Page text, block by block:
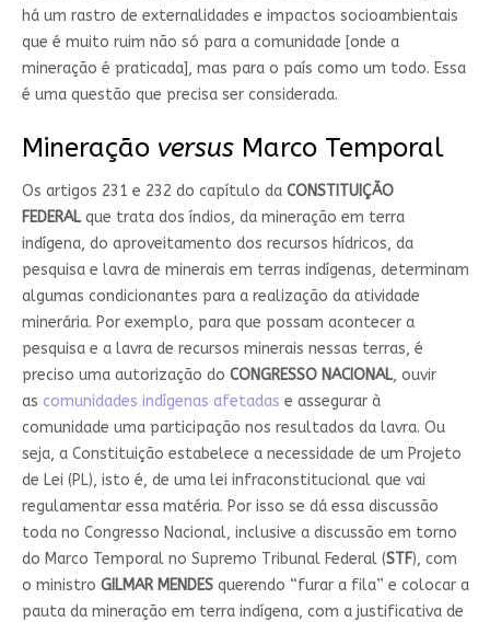
há um rastro de externalidades e impactos socioambientais
que é muito ruim não só para a comunidade [onde a
mineração é praticada], mas para o país como um todo. Essa
é uma questão que precisa ser considerada.
Mineração versusMarco Temporal
Os artigos 231 e 232 do capítulo da CONSTITUIÇÃO
FEDERALque trata dos índios, da mineração em terra
indígena, do aproveitamento dos recursos hídricos, da
pesquisa e lavra de minerais em terras indígenas, determinam
algumas condicionantes para a realização da atividade
minerária. Por exemplo, para que possam acontecer a
pesquisa e a lavra de recursos minerais nessas terras, é
preciso uma autorização do CONGRESSO NACIONAL, ouvir
as comunidades indígenas afetadas e assegurar à
comunidade uma participação nos resultados da lavra. Ou
seja, a Constituição estabelece a necessidade de um Projeto
de Lei (PL), isto é, de uma lei infraconstitucional que vai
regulamentar essa matéria. Por isso se dá essa discussão
toda no Congresso Nacional, inclusive a discussão em torno
do Marco Temporal no Supremo Tribunal Federal (STF), com
o ministro GILMAR MENDESquerendo “furar a fila” e colocar a
pauta da mineração em terra indígena, com a justificativa de